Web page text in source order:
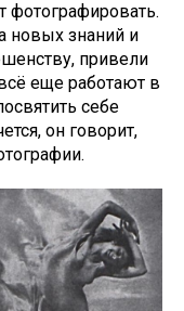
фотографировать.
новых знаний и
привели
еще работают в
себе
он говорит,